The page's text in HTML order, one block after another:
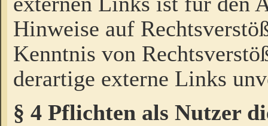
Hinweise auf
Kenntnis von
derartige externe Links
§ 4 Pflichten als Nutzer